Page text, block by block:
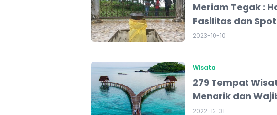
Meriam Tegak :
Fasilitas dan Spot
2023-10-10
Wisata
279 Tempat
Menarik dan
2022-12-31